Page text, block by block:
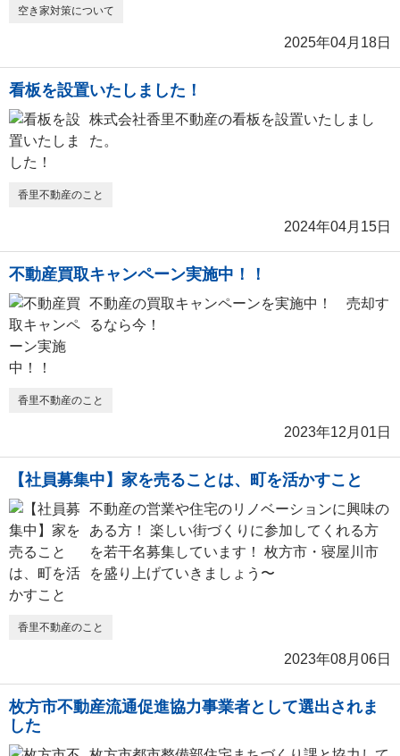
空き家対策について
2025年04月18日
看板を設置いたしました！
株式会社香里不動産の看板を設置いたしまし
た。
香里不動産のこと
2024年04月15日
不動産買取キャンペーン実施中！！
不動産の買取キャンペーンを実施中！ 売却す
るなら今！
香里不動産のこと
2023年12月01日
【社員募集中】家を売ることは、町を活かすこと
不動産の営業や住宅のリノベーションに興味の
ある方！ 楽しい街づくりに参加してくれる方
を若干名募集しています！ 枚方市・寝屋川市
を盛り上げていきましょう〜
香里不動産のこと
2023年08月06日
枚方市不動産流通促進協力事業者として選出されま
した